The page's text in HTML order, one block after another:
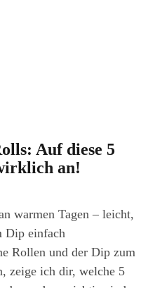
Auf diese 5
an!
warmen Tagen – leicht,
Dip einfach
Rollen und der Dip zum
zeige ich dir, welche 5